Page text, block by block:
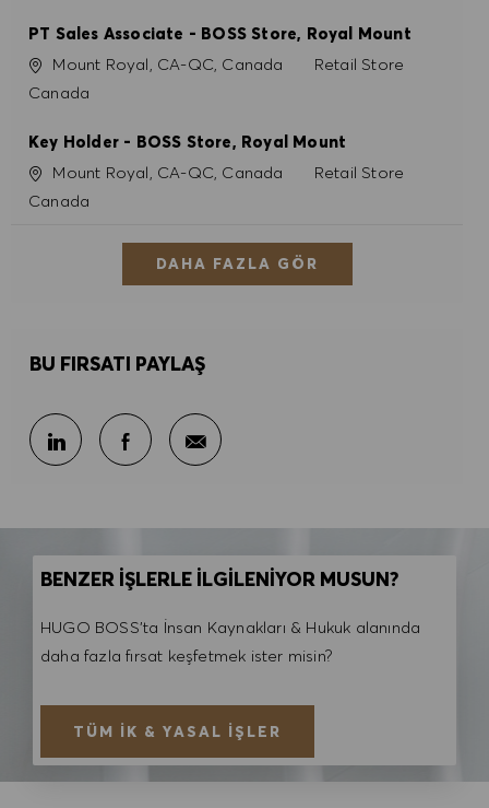
PT Sales Associate - BOSS Store, Royal Mount
KonumMount Royal, CA-QC, Canada Kategori
Retail Store
Canada
Key Holder - BOSS Store, Royal Mount
KonumMount Royal, CA-QC, Canada Kategori
Retail Store
Canada
DAHA FAZLA GÖR
BU FIRSATI PAYLAŞ
LinkedIn ile paylaş
Facebook ile paylaş
E-posta ile paylaş
BENZER İŞLERLE İLGİLENİYOR MUSUN?
HUGO BOSS'ta İnsan Kaynakları & Hukuk alanında
daha fazla fırsat keşfetmek ister misin?
TÜM İK & YASAL İŞLER